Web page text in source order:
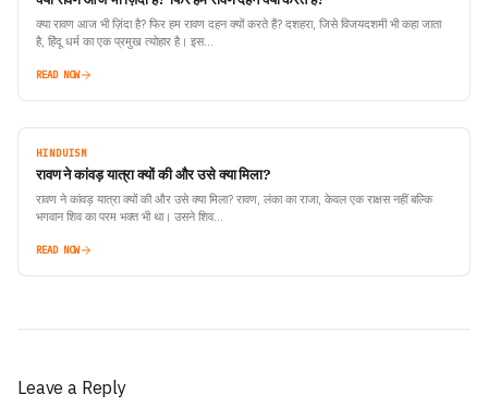
क्या रावण आज भी ज़िंदा है? फिर हम रावण दहन क्यों करते हैं? दशहरा, जिसे विजयदशमी भी कहा जाता
है, हिंदू धर्म का एक प्रमुख त्योहार है। इस…
READ NOW
HINDUISM
रावण ने कांवड़ यात्रा क्यों की और उसे क्या मिला?
रावण ने कांवड़ यात्रा क्यों की और उसे क्या मिला? रावण, लंका का राजा, केवल एक राक्षस नहीं बल्कि
भगवान शिव का परम भक्त भी था। उसने शिव…
READ NOW
Leave a Reply